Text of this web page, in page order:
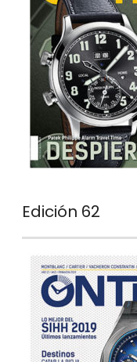
Edición 62